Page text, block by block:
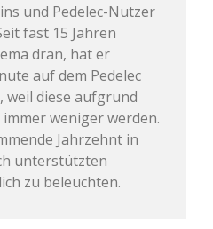
und Pedelec-Nutzer
fast 15 Jahren
dran, hat er
auf dem Pedelec
weil diese aufgrund
weniger werden.
Jahrzehnt in
unterstützten
zu beleuchten.